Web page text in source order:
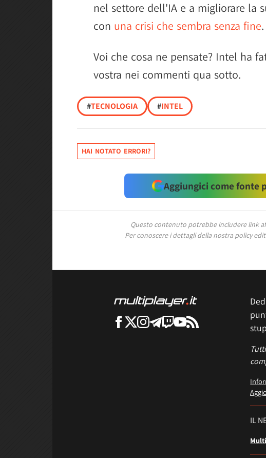
nel settore dell'IA e a migliorare la
con una crisi che sembra senza fine.
Voi che cosa ne pensate? Intel ha
vostra nei commenti qua sotto.
#TECNOLOGIA #INTEL
HAI NOTATO ERRORI?
Aggiungici come fonte
Questo contenuto potrebbe includere link
Per conoscere i dettagli della nostra policy
IL